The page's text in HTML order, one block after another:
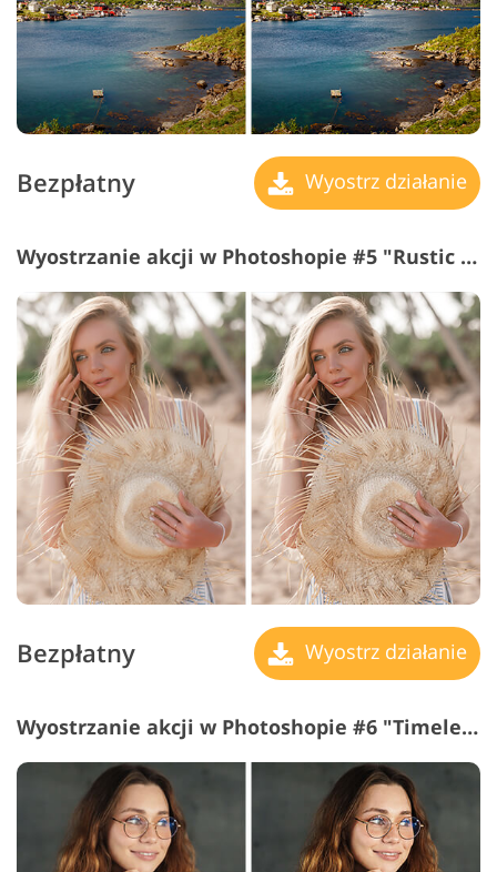
Bezpłatny Wyostrz działanie
Wyostrzanie akcji w Photoshopie #5 "Rustic Mood"
Bezpłatny Wyostrz działanie
Wyostrzanie akcji w Photoshopie #6 "Timeless classic"